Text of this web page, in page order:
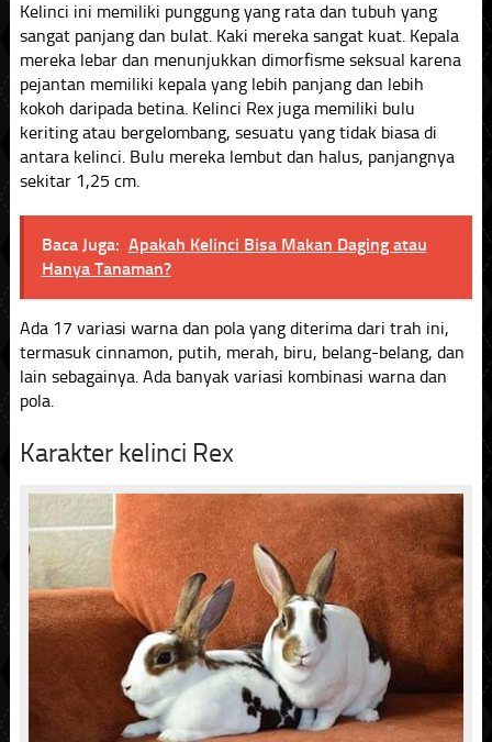
Kelinci ini memiliki punggung yang rata dan tubuh yang
sangat panjang dan bulat. Kaki mereka sangat kuat. Kepala
mereka lebar dan menunjukkan dimorfisme seksual karena
pejantan memiliki kepala yang lebih panjang dan lebih
kokoh daripada betina. Kelinci Rex juga memiliki bulu
keriting atau bergelombang, sesuatu yang tidak biasa di
antara kelinci. Bulu mereka lembut dan halus, panjangnya
sekitar 1,25 cm.
Baca Juga: Apakah Kelinci Bisa Makan Daging atau
Hanya Tanaman?
Ada 17 variasi warna dan pola yang diterima dari trah ini,
termasuk cinnamon, putih, merah, biru, belang-belang, dan
lain sebagainya. Ada banyak variasi kombinasi warna dan
pola.
Karakter kelinci Rex